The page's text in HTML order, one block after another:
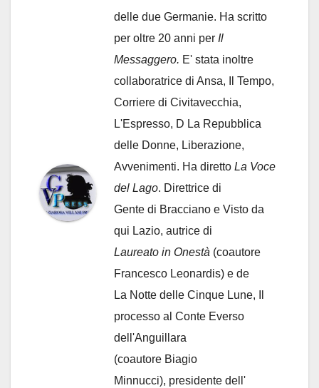
delle due Germanie. Ha scritto
per oltre 20 anni per Il
Messaggero. E' stata inoltre
collaboratrice di Ansa, Il Tempo,
Corriere di Civitavecchia,
L'Espresso, D La Repubblica
delle Donne, Liberazione,
Avvenimenti. Ha diretto La Voce
del Lago. Direttrice di
Gente di Bracciano e Visto da
qui Lazio, autrice di
Laureato in Onestà (coautore
Francesco Leonardis) e de
La Notte delle Cinque Lune, Il
processo al Conte Everso
dell'Anguillara
(coautore Biagio
Minnucci), presidente dell'